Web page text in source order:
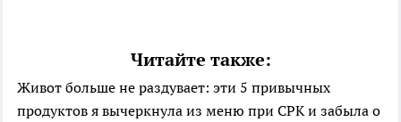
Читайте также:
Живот больше не раздувает: эти 5 привычных
продуктов я вычеркнула из меню при СРК и забыла о